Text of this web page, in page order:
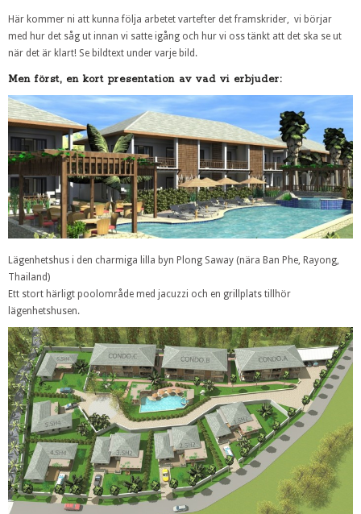
Här kommer ni att kunna följa arbetet vartefter det framskrider, vi börjar
med hur det såg ut innan vi satte igång och hur vi oss tänkt att det ska se ut
när det är klart! Se bildtext under varje bild.
Men först, en kort presentation av vad vi erbjuder:
Lägenhetshus i den charmiga lilla byn Plong Saway (nära Ban Phe, Rayong,
Thailand)
Ett stort härligt poolområde med jacuzzi och en grillplats tillhör
lägenhetshusen.